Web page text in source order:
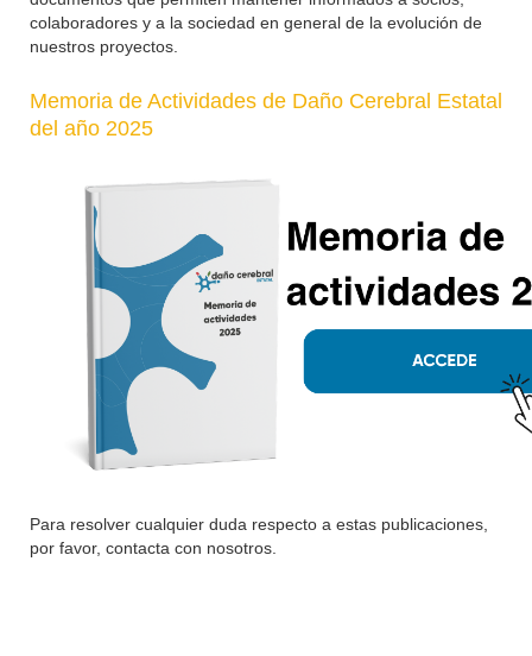
colaboradores y a la sociedad en general de la evolución de
nuestros proyectos.
Memoria de Actividades de Daño Cerebral Estatal
del año 2025
Para resolver cualquier duda respecto a estas publicaciones,
por favor, contacta con nosotros.